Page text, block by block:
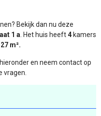
Bekijk dan nu deze
1 a. Het huis heeft4 kamers
m².
en neem contact op
vragen.